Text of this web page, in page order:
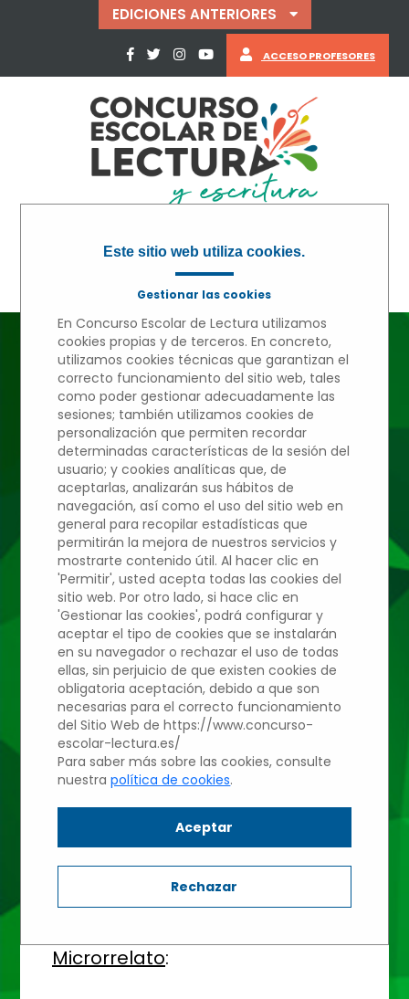
EDICIONES ANTERIORES
ACCESO PROFESORES
« VOLVER
Edición 2022/2023
IES ÍTACA
Elma Huerta
Muñoz
Profesor: Maria Isabel
Quero Callejas
2º ESO - Aula: 2ºC
Microrrelato:
Este sitio web utiliza cookies.
Gestionar las cookies
En Concurso Escolar de Lectura utilizamos
cookies propias y de terceros. En concreto,
utilizamos cookies técnicas que garantizan el
correcto funcionamiento del sitio web, tales
como poder gestionar adecuadamente las
sesiones; también utilizamos cookies de
personalización que permiten recordar
determinadas características de la sesión del
usuario; y cookies analíticas que, de
aceptarlas, analizarán sus hábitos de
navegación, así como el uso del sitio web en
general para recopilar estadísticas que
permitirán la mejora de nuestros servicios y
mostrarte contenido útil. Al hacer clic en
'Permitir', usted acepta todas las cookies del
sitio web. Por otro lado, si hace clic en
'Gestionar las cookies', podrá configurar y
aceptar el tipo de cookies que se instalarán
en su navegador o rechazar el uso de todas
ellas, sin perjuicio de que existen cookies de
obligatoria aceptación, debido a que son
necesarias para el correcto funcionamiento
del Sitio Web de https://www.concurso-
escolar-lectura.es/
Para saber más sobre las cookies, consulte
nuestrapolítica de cookies.
Aceptar
Rechazar